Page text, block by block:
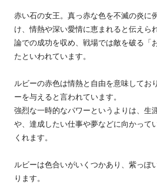
赤い石の女王。真っ赤な色を不滅の炎に
け、情熱や深い愛情に恵まれると伝えら
論での成功を収め、戦場では敵を破る「
たといわれています。
ルビーの赤色は情熱と自由を意味してお
ーを与えると言われています。
強烈な一時的なパワーというよりは、生
や、達成したい仕事や夢などに向かって
くれます。
ルビーは色合いがいくつかあり、紫っぽ
ります。